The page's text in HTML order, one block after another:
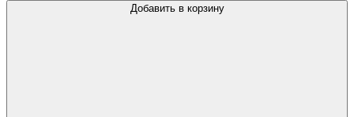
Добавить в корзину